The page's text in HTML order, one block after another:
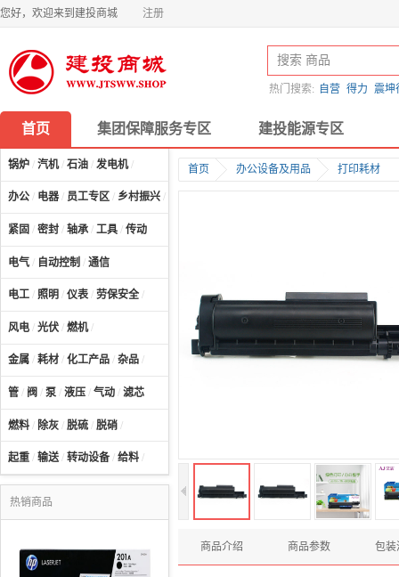
您好，欢迎来到建投商城 注册
热门搜索: 自营 得力 震坤
首页 集团保障服务专区 建投能源专区
锅炉 / 汽机/ 石油 / 发电机/
办公 / 电器 / 员工专区 / 乡村振兴 /
紧固 / 密封 / 轴承 / 工具 / 传动
电气 / 自动控制 / 通信
电工 / 照明 / 仪表 / 劳保安全 /
风电 / 光伏 / 燃机/
金属 / 耗材 / 化工产品 / 杂品 /
管 / 阀 / 泵 / 液压 / 气动 / 滤芯
燃料 / 除灰 / 脱硫 / 脱硝 /
起重 / 输送/ 转动设备 / 给料 /
热销商品
首页 办公设备及用品 打印耗材
商品介绍 商品参数 包装